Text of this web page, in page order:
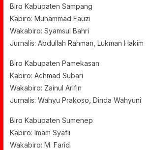
Biro Kabupaten Sampang
Kabiro: Muhammad Fauzi
Wakabiro: Syamsul Bahri
Jurnalis: Abdullah Rahman, Lukman Hakim
Biro Kabupaten Pamekasan
Kabiro: Achmad Subari
Wakabiro: Zainul Arifin
Jurnalis: Wahyu Prakoso, Dinda Wahyuni
Biro Kabupaten Sumenep
Kabiro: Imam Syafii
Wakabiro: M. Farid